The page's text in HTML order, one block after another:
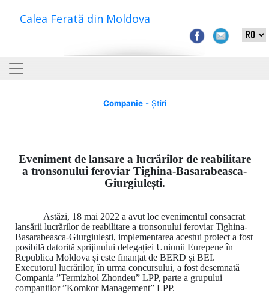
Calea Ferată din Moldova
Companie- Știri
Eveniment de lansare a lucrărilor de reabilitare
a tronsonului feroviar Tighina-Basarabeasca-
Giurgiulești.
Astăzi, 18 mai 2022 a avut loc evenimentul consacrat
lansării lucrărilor de reabilitare a tronsonului feroviar Tighina-
Basarabeasca-Giurgiulești, implementarea acestui proiect a fost
posibilă datorită sprijinului delegației Uniunii Eurepene în
Republica Moldova și este finanțat de BERD și BEI.
Executorul lucrărilor, în urma concursului, a fost desemnată
Compania ”Termizhol Zhondeu” LPP, parte a grupului
companiilor ”Komkor Management” LPP.